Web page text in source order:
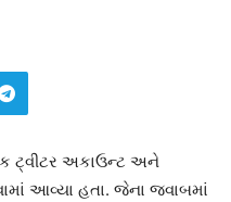
ટ્વીટર અકાઉન્ટ અને
આવ્યા હતા. જેના જવાબમાં